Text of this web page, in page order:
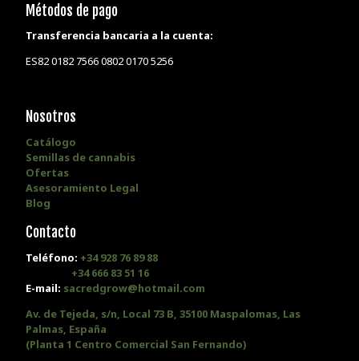
Métodos de pago
Transferencia bancaria a la cuenta:
ES82 0182 7566 0802 0170 5256
Nosotros
Catálogo
Semillas de cannabis
Ofertas
Asesoramiento Legal
Blog
Contacto
Teléfono: +34 928 76 89 88
+34 666 83 51 16
E-mail: sacredgrow@hotmail.com
Av. de Tejeda, s/n, Local 73 B, 35100 Maspalomas, Las
Palmas, España
(Planta 1 Centro Comercial San Fernando)